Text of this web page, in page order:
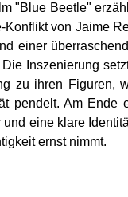
"Blue Beetle"
Konflikt von Jaime
einer
Inszenierung
zu ihren Figuren,
pendelt. Am Ende
und eine klare
ernst nimmt.